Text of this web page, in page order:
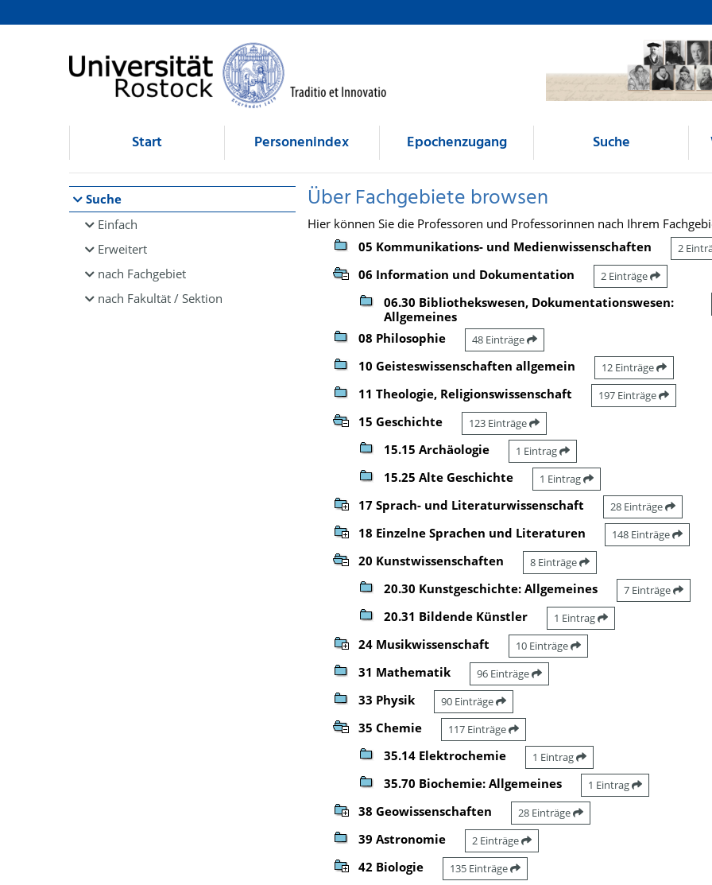
Browsen
direkt zum Inhalt
Start Personenindex Epochenzugang Suche
Suche
Einfach
Erweitert
nach Fachgebiet
nach Fakultät / Sektion
Über Fachgebiete browsen
Hier können Sie die Professoren und Professorinnen nach Ihrem
05 Kommunikations- und Medienwissenschaften
2
06 Information und Dokumentation 2 Einträge
06.30 Bibliothekswesen, Dokumentationswesen:
Allgemeines
08 Philosophie 48 Einträge
10 Geisteswissenschaften allgemein 12 Einträge
11 Theologie, Religionswissenschaft 197 Einträge
15 Geschichte 123 Einträge
15.15 Archäologie 1 Eintrag
15.25 Alte Geschichte 1 Eintrag
17 Sprach- und Literaturwissenschaft 28 Einträge
18 Einzelne Sprachen und Literaturen 148 Einträge
20 Kunstwissenschaften 8 Einträge
20.30 Kunstgeschichte: Allgemeines 7 Einträge
20.31 Bildende Künstler 1 Eintrag
24 Musikwissenschaft 10 Einträge
31 Mathematik 96 Einträge
33 Physik 90 Einträge
35 Chemie 117 Einträge
35.14 Elektrochemie 1 Eintrag
35.70 Biochemie: Allgemeines 1 Eintrag
38 Geowissenschaften 28 Einträge
39 Astronomie 2 Einträge
42 Biologie 135 Einträge